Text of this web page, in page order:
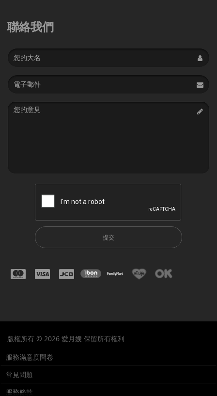
聯絡我們
Name
Email
address
Message
提交
版權所有 © 2026 愛月嫂 保留所有權利
服務滿意度問卷
常見問題
服務條款